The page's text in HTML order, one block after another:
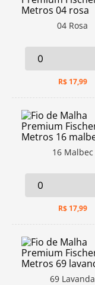
04 Rosa
R$ 17,99
16 Malbec
R$ 17,99
69 Lavanda